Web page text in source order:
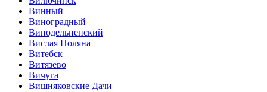
Винный
Виноградный
Винодельненский
Вислая Поляна
Витебск
Витязево
Вичуга
Вишняковские Дачи